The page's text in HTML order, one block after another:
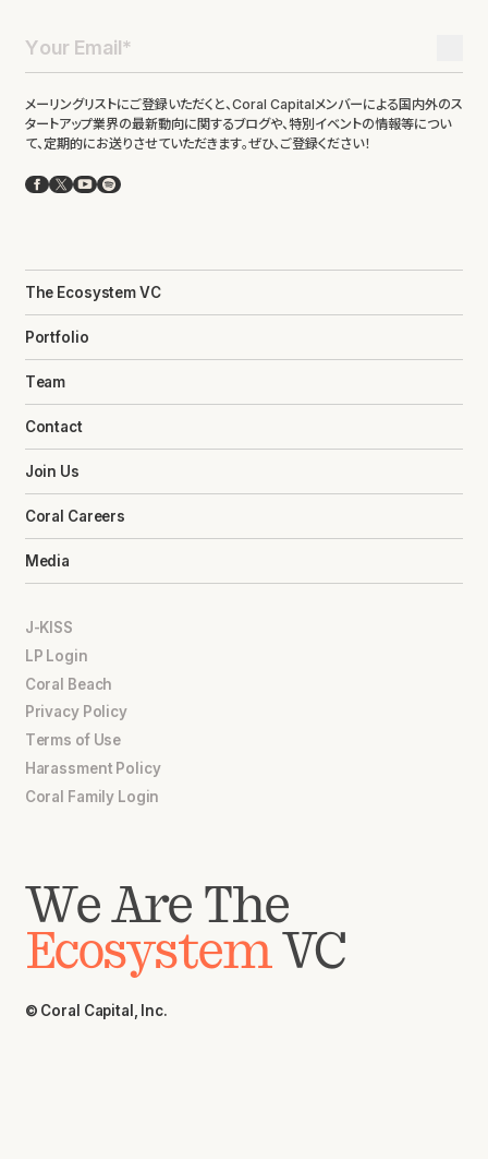
メーリングリストにご登録いただくと、Coral Capitalメンバーによる国内外のス
タートアップ業界の最新動向に関するブログや、特別イベントの情報等につい
て、定期的にお送りさせていただきます。ぜひ、ご登録ください！
Facebook
X YouTube
Spotify
The Ecosystem VC
Portfolio
Team
Contact
Join Us
Coral Careers
Media
J-KISS
LP Login
Coral Beach
Privacy Policy
Terms of Use
Harassment Policy
Coral Family Login
We Are The
EcosystemVC
© Coral Capital, Inc.